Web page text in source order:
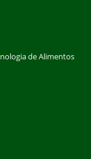
de Alimentos